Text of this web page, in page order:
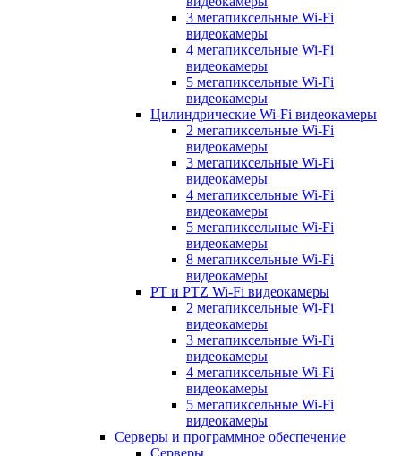
3 мегапиксельные Wi-Fi
видеокамеры
4 мегапиксельные Wi-Fi
видеокамеры
5 мегапиксельные Wi-Fi
видеокамеры
Цилиндрические Wi-Fi видеокамеры
2 мегапиксельные Wi-Fi
видеокамеры
3 мегапиксельные Wi-Fi
видеокамеры
4 мегапиксельные Wi-Fi
видеокамеры
5 мегапиксельные Wi-Fi
видеокамеры
8 мегапиксельные Wi-Fi
видеокамеры
PT и PTZ Wi-Fi видеокамеры
2 мегапиксельные Wi-Fi
видеокамеры
3 мегапиксельные Wi-Fi
видеокамеры
4 мегапиксельные Wi-Fi
видеокамеры
5 мегапиксельные Wi-Fi
видеокамеры
Серверы и программное обеспечение
Серверы